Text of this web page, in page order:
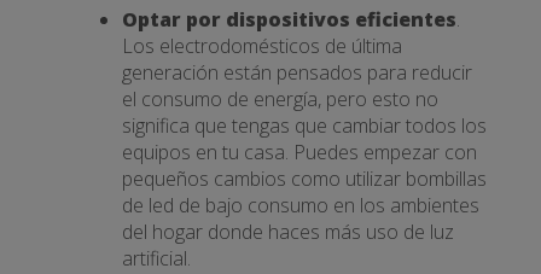
Optar por dispositivos eficientes.
Los electrodomésticos de última
generación están pensados para reducir
el consumo de energía, pero esto no
significa que tengas que cambiar todos los
equipos en tu casa. Puedes empezar con
pequeños cambios como utilizar bombillas
de led de bajo consumo en los ambientes
del hogar donde haces más uso de luz
artificial.